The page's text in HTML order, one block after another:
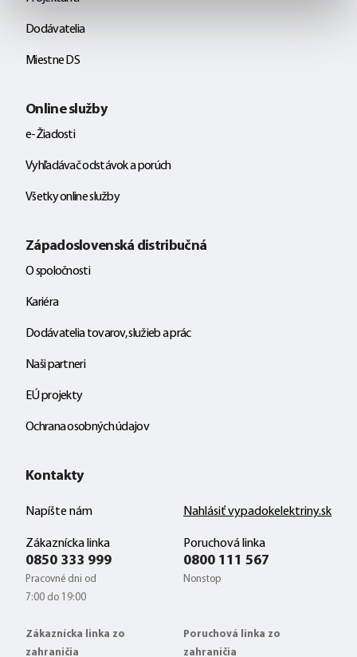
Dodávatelia
Miestne DS
Online služby
e-Žiadosti
Vyhľadávač odstávok a porúch
Všetky online služby
Západoslovenská distribučná
O spoločnosti
Kariéra
Dodávatelia tovarov, služieb a prác
Naši partneri
EÚ projekty
Ochrana osobných údajov
Kontakty
Napíšte nám
Zákaznícka linka
0850 333 999
Pracovné dni od
7:00 do 19:00
Zákaznícka linka zo
zahraničia
Nahlásiť vypadokelektriny.sk
Poruchová linka
0800 111 567
Nonstop
Poruchová linka zo
zahraničia